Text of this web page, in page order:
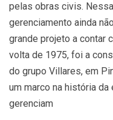
pelas obras civis.
gerenciamento ainda
grande projeto a contar
volta de 1975, foi a
do grupo Villares, em
um marco na história
gerenciam